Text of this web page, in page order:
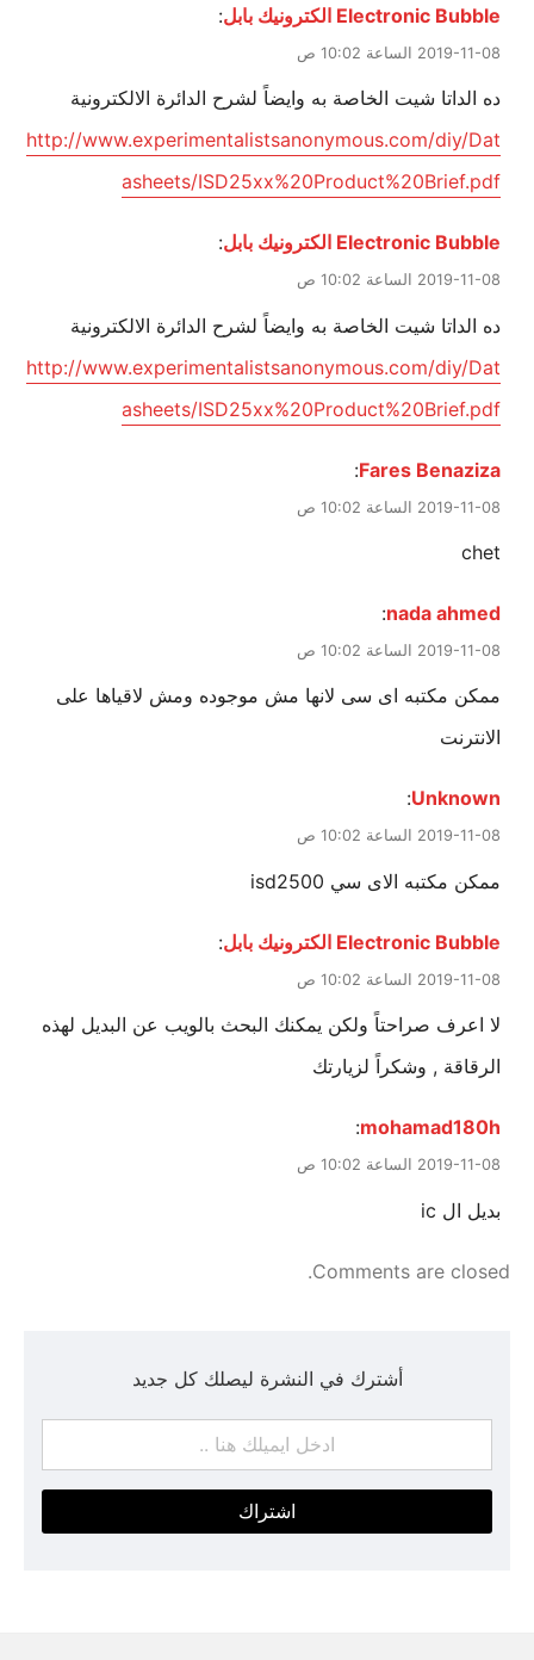
Electronic Bubble الكترونيك بابل :
2019-11-08 الساعة 10:02 ص
ده الداتا شيت الخاصة به وايضاً لشرح الدائرة الالكترونية
http://www.experimentalistsanonymous.com/diy/Dat
asheets/ISD25xx%20Product%20Brief.pdf
Electronic Bubble الكترونيك بابل :
2019-11-08 الساعة 10:02 ص
ده الداتا شيت الخاصة به وايضاً لشرح الدائرة الالكترونية
http://www.experimentalistsanonymous.com/diy/Dat
asheets/ISD25xx%20Product%20Brief.pdf
Fares Benaziza
:
2019-11-08 الساعة 10:02 ص
chet
nada ahmed
:
2019-11-08 الساعة 10:02 ص
ممكن مكتبه اى سى لانها مش موجوده ومش لاقياها على
الانترنت
Unknown
:
2019-11-08 الساعة 10:02 ص
ممكن مكتبه الاى سي isd2500
Electronic Bubble الكترونيك بابل :
2019-11-08 الساعة 10:02 ص
لا اعرف صراحتاً ولكن يمكنك البحث بالويب عن البديل لهذه
الرقاقة , وشكراً لزيارتك
mohamad180h
:
2019-11-08 الساعة 10:02 ص
بديل ال ic
Comments are closed.
أشترك في النشرة ليصلك كل جديد
اشتراك